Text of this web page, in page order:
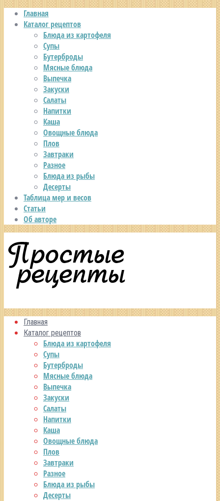
Главная
Каталог рецептов
Блюда из картофеля
Супы
Бутерброды
Мясные блюда
Выпечка
Закуски
Салаты
Напитки
Каша
Овощные блюда
Плов
Завтраки
Разное
Блюда из рыбы
Десерты
Таблица мер и весов
Статьи
Об авторе
Главная
Каталог рецептов
Блюда из картофеля
Супы
Бутерброды
Мясные блюда
Выпечка
Закуски
Салаты
Напитки
Каша
Овощные блюда
Плов
Завтраки
Разное
Блюда из рыбы
Десерты